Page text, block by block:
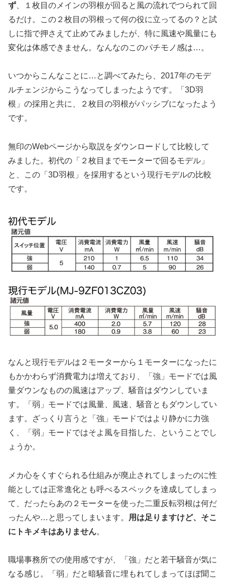
ず 、１枚目のメインの羽根が回ると風の流れでつられて回
るだけ。この２枚目の羽根って何の役に立ってるの？と試
しに指で押さえて止めてみましたが、特に風速や風量にも
変化は体感できません。なんなのこのパチモノ感は…。
いつからこんなことに…と調べてみたら、2017年のモデ
ルチェンジからこうなってしまったようです。「3D羽
根」の採用と共に、２枚目の羽根がパッシブになったよう
です。
無印のWebページから取説をダウンロードして比較して
みました。初代の「２枚目までモーターで回るモデル」
と、この「3D羽根」を採用するという現行モデルの比較
です。
なんと現行モデルは２モーターから１モーターになったに
もかかわらず消費電力は増えており、「強」モードでは風
量ダウンなものの風速はアップ、騒音はダウンしていま
す。「弱」モードでは風量、風速、騒音ともダウンしてい
ます。ざっくり言うと「強」モードではより静かに力強
く、「弱」モードではそよ風を目指した、ということでし
ょうか。
メカ心をくすぐられる仕組みが廃止されてしまったのに性
能としては正常進化とも呼べるスペックを達成してしまっ
て、だったらあの２モーターを使った二重反転羽根は何だ
ったんや…と思ってしまいます。
用は足りますけど、そこ
にトキメキはありません。
職場事務所での使用感ですが、「強」だと若干騒音が気に
なる感じ。「弱」だと暗騒音に埋もれてしまってほぼ聞こ